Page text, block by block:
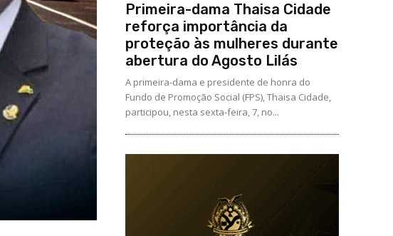
Primeira-dama Thaisa Cidade
reforça importância da
proteção às mulheres durante
abertura do Agosto Lilás
A primeira-dama e presidente de honra do
Fundo de Promoção Social (FPS), Thaisa Cidade,
participou, nesta sexta-feira, 7, no...